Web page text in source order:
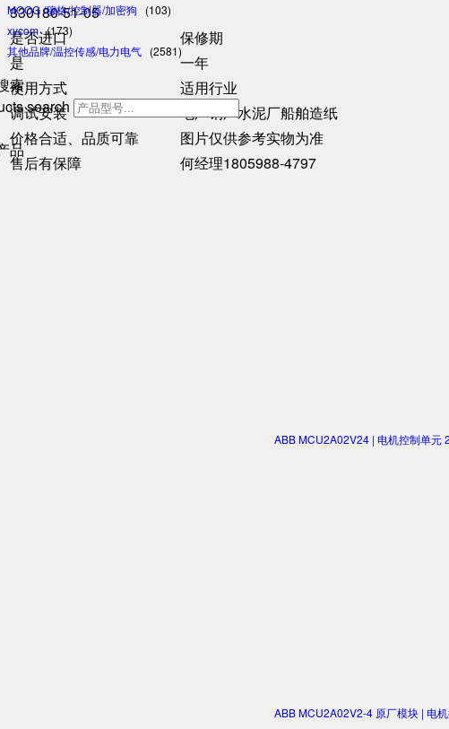
330180-51-05
是否进口
保修期
是
一年
使用方式
适用行业
调试安装
电厂钢厂水泥厂船舶造纸
价格合适、品质可靠
图片仅供参考实物为准
售后有保障 何经理1805988-4797
MOOG /穆格/控制器/加密狗
(103)
xycom (173)
其他品牌/温控传感/电力电气 (2581)
索
search
品
ABB MCU2A02V24 | 电机控制单元
ABB MCU2A02V2-4 原厂模块 | 电